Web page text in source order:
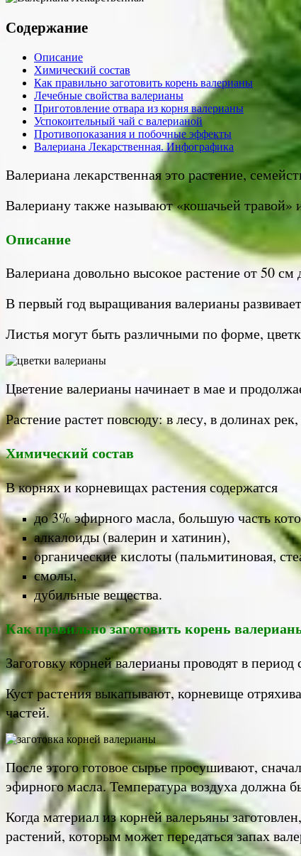
Содержание
Описание
Химический состав
Как правильно заготовить корень валерианы
Лечебные свойства валерианы
Приготовление отвара из корня валерианы
Успокоительный чай с валерианой
Противопоказания и побочные эффекты
Валериана Лекарственная. Инфографика
Валериана лекарственная это растение,
Валериану также называют «кошачьей травой»
Описание
Валериана довольно высокое растение от 50
В первый год выращивания валерианы
Листья могут быть различными по форме,
Цветение валерианы начинает в мае и
Растение растет повсюду: в лесу, в долинах
Химический состав
В корнях и корневищах растения содержатся
до 3% эфирного масла, большую часть
алкалоиды (валерин и хатинин),
органические кислоты (пальмитиновая,
смолы,
дубильные вещества.
Как правильно заготовить корень
Заготовку корней валерианы проводят в
Куст растения выкапывают, корневище
частей.
После этого готовое сырье просушивают,
эфирного масла. Температура воздуха должна
Когда материал из корней валерьяны
растений, которым может передаться запах